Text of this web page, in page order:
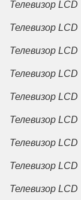
Телевизор LCD
Телевизор LCD
Телевизор LCD
Телевизор LCD
Телевизор LCD
Телевизор LCD
Телевизор LCD
Телевизор LCD
Телевизор LCD